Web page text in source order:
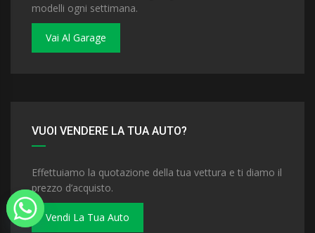
modelli ogni settimana.
Vai Al Garage
VUOI VENDERE LA TUA AUTO?
Effettuiamo la quotazione della tua vettura e ti diamo il
prezzo d’acquisto.
Vendi La Tua Auto